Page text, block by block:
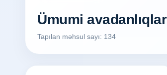
Ümumi avadanlıqlar
Tapılan məhsul sayı: 134